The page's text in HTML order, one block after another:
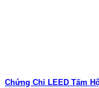
Chứng Chỉ LEED Tấm